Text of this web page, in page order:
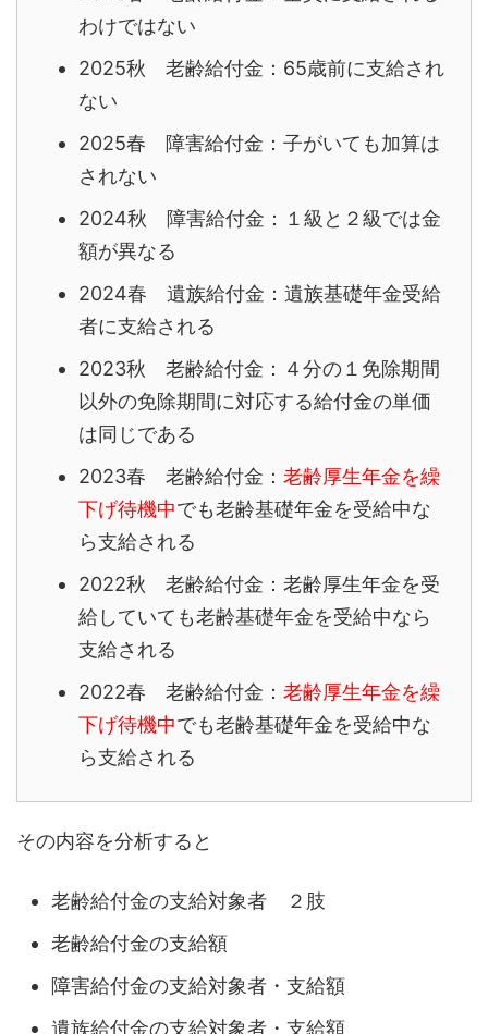
わけではない
2025秋 老齢給付金：65歳前に支給され
ない
2025春 障害給付金：子がいても加算は
されない
2024秋 障害給付金：１級と２級では金
額が異なる
2024春 遺族給付金：遺族基礎年金受給
者に支給される
2023秋 老齢給付金：４分の１免除期間
以外の免除期間に対応する給付金の単価
は同じである
2023春 老齢給付金： 老齢厚生年金を繰
下げ待機中でも老齢基礎年金を受給中な
ら支給される
2022秋 老齢給付金：老齢厚生年金を受
給していても老齢基礎年金を受給中なら
支給される
2022春 老齢給付金： 老齢厚生年金を繰
下げ待機中でも老齢基礎年金を受給中な
ら支給される
その内容を分析すると
老齢給付金の支給対象者 ２肢
老齢給付金の支給額
障害給付金の支給対象者・支給額
遺族給付金の支給対象者・支給額